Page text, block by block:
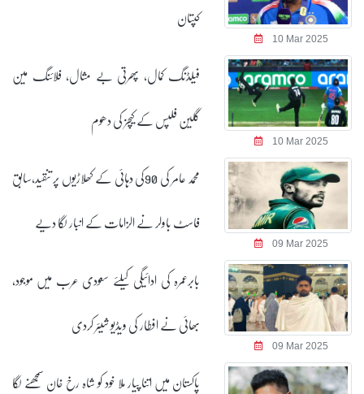
10 Mar 2025
کپتان
10 Mar 2025
فیلڈنگ کمال، پھرتی بے مثال، فلائنگ مین
گلین فلپس کے کیچز کی دھوم
09 Mar 2025
محمد عامر کی 90کی دہائی کے کھلاڑیوں پر تنقید،سابق
فاسٹ باولر نے الزامات کے انبار لگا دیے
09 Mar 2025
بابرعمرہ کی ادائیگی کیلئے سعودی عرب میں موجود،
بھائی نے افطار کی ویڈیو شیئر کردی
پاکستان میں اتنا پیار ملا خود کو شاہ رخ خان سمجھنے لگا